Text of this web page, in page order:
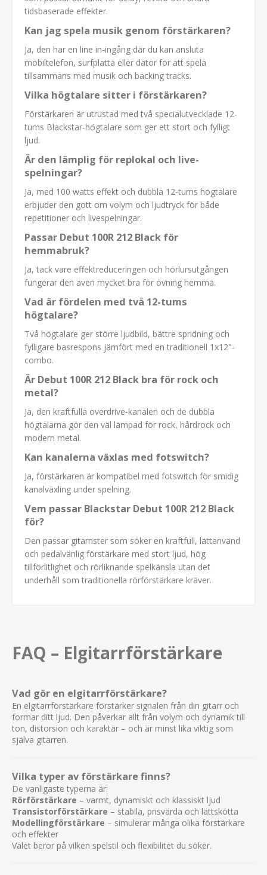
tidsbaserade effekter.
Kan jag spela musik genom förstärkaren?
Ja, den har en line in-ingång där du kan ansluta
mobiltelefon, surfplatta eller dator för att spela
tillsammans med musik och backing tracks.
Vilka högtalare sitter i förstärkaren?
Förstärkaren är utrustad med två specialutvecklade 12-
tums Blackstar-högtalare som ger ett stort och fylligt
ljud.
Är den lämplig för replokal och live-
spelningar?
Ja, med 100 watts effekt och dubbla 12-tums högtalare
erbjuder den gott om volym och ljudtryck för både
repetitioner och livespelningar.
Passar Debut 100R 212 Black för
hemmabruk?
Ja, tack vare effektreduceringen och hörlursutgången
fungerar den även mycket bra för övning hemma.
Vad är fördelen med två 12-tums
högtalare?
Två högtalare ger större ljudbild, bättre spridning och
fylligare basrespons jämfört med en traditionell 1x12"-
combo.
Är Debut 100R 212 Black bra för rock och
metal?
Ja, den kraftfulla overdrive-kanalen och de dubbla
högtalarna gör den väl lämpad för rock, hårdrock och
modern metal.
Kan kanalerna växlas med fotswitch?
Ja, förstärkaren är kompatibel med fotswitch för smidig
kanalväxling under spelning.
Vem passar Blackstar Debut 100R 212 Black
för?
Den passar gitarrister som söker en kraftfull, lättanvänd
och pedalvänlig förstärkare med stort ljud, hög
tillförlitlighet och rörliknande spelkänsla utan det
underhåll som traditionella rörförstärkare kräver.
FAQ – Elgitarrförstärkare
Vad gör en elgitarrförstärkare?
En elgitarrförstärkare förstärker signalen från din gitarr och
formar ditt ljud. Den påverkar allt från volym och dynamik till
ton, distorsion och karaktär – och är minst lika viktig som
själva gitarren.
Vilka typer av förstärkare finns?
De vanligaste typerna är:
Rörförstärkare – varmt, dynamiskt och klassiskt ljud
Transistorförstärkare – stabila, prisvärda och lättskötta
Modellingförstärkare – simulerar många olika förstärkare
och effekter
Valet beror på vilken spelstil och flexibilitet du söker.